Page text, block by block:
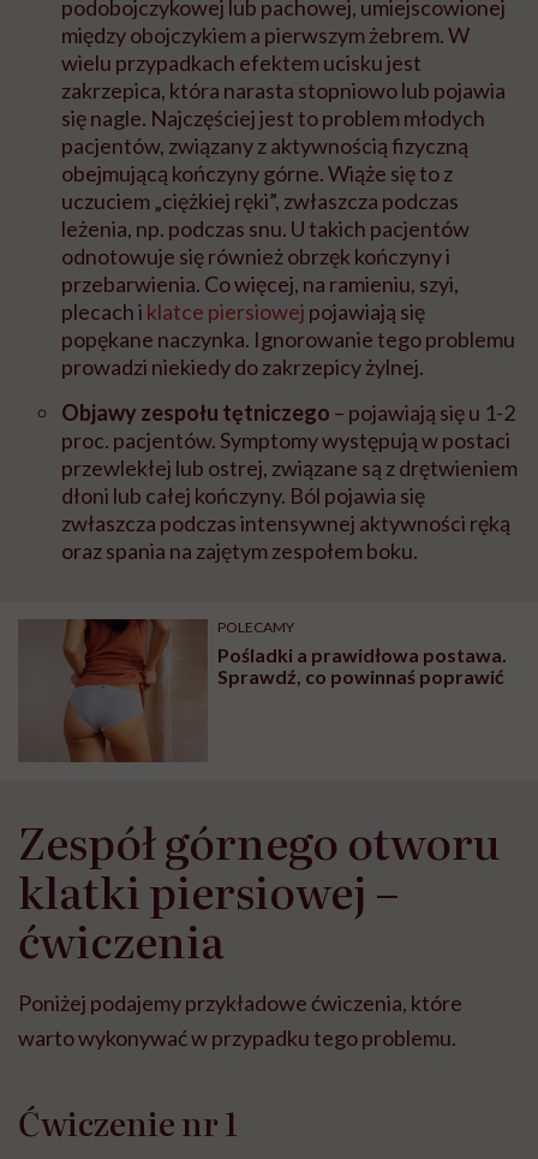
podobojczykowej lub pachowej, umiejscowionej
między obojczykiem a pierwszym żebrem. W
wielu przypadkach efektem ucisku jest
zakrzepica, która narasta stopniowo lub pojawia
się nagle. Najczęściej jest to problem młodych
pacjentów, związany z aktywnością fizyczną
obejmującą kończyny górne. Wiąże się to z
uczuciem „ciężkiej ręki”, zwłaszcza podczas
leżenia, np. podczas snu. U takich pacjentów
odnotowuje się również obrzęk kończyny i
przebarwienia. Co więcej, na ramieniu, szyi,
plecach i klatce piersiowej pojawiają się
popękane naczynka. Ignorowanie tego problemu
prowadzi niekiedy do zakrzepicy żylnej.
Objawy zespołu tętniczego – pojawiają się u 1-2
proc. pacjentów. Symptomy występują w postaci
przewlekłej lub ostrej, związane są z drętwieniem
dłoni lub całej kończyny. Ból pojawia się
zwłaszcza podczas intensywnej aktywności ręką
oraz spania na zajętym zespołem boku.
POLECAMY
Pośladki a prawidłowa postawa.
Sprawdź, co powinnaś poprawić
Zespół górnego otworu
klatki piersiowej –
ćwiczenia
Poniżej podajemy przykładowe ćwiczenia, które
warto wykonywać w przypadku tego problemu.
Ćwiczenie nr 1